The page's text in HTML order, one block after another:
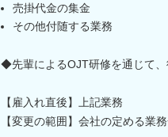
売掛代金の集金
その他付随する業務
◆先輩によるOJT研修を通じて
【雇入れ直後】上記業務
【変更の範囲】会社の定める業